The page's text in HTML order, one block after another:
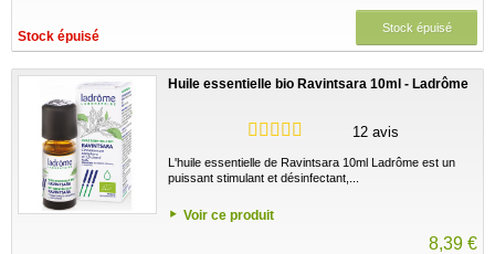
Stock épuisé
Stock épuisé
Huile essentielle bio Ravintsara 10ml - Ladrôme
12 avis
L'huile essentielle de Ravintsara 10ml Ladrôme est un
puissant stimulant et désinfectant,...
Voir ce produit
8,39 €